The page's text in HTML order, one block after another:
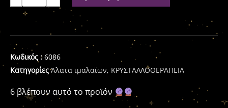
Κωδικός : 6086
Κατηγορίες Άλατα ιμαλαϊων, ΚΡΥΣΤΑΛΛΟΘΕΡΑΠΕΙΑ
6 βλέπουν αυτό το προϊόν